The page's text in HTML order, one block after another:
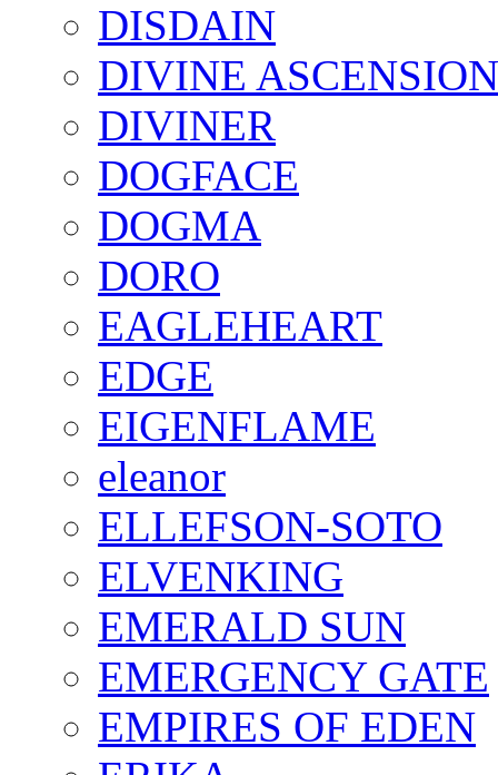
DISDAIN
DIVINE ASCENSION
DIVINER
DOGFACE
DOGMA
DORO
EAGLEHEART
EDGE
EIGENFLAME
eleanor
ELLEFSON-SOTO
ELVENKING
EMERALD SUN
EMERGENCY GATE
EMPIRES OF EDEN